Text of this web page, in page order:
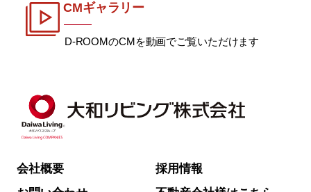
CMギャラリー
D-ROOMのCMを動画でご覧いただけます
会社概要
採用情報